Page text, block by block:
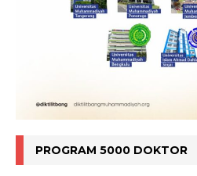
PROGRAM 5000 DOKTOR